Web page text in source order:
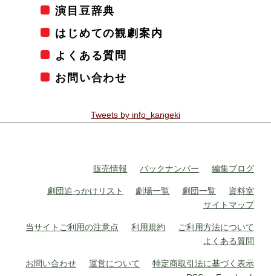
演目豆辞典
はじめての観劇案内
よくある質問
お問い合わせ
Tweets by info_kangeki
販売情報 バックナンバー 編集ブログ
劇団追っかけリスト 劇場一覧 劇団一覧
資料室
サイトマップ
当サイトご利用の注意点 利用規約
ご利用方法について
よくある質問
お問い合わせ 運営について
特定商取引法に基づく表示